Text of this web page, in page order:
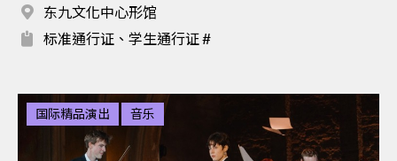
东九文化中心形馆
标准通行证、学生通行证 #
国际精品演出 音乐